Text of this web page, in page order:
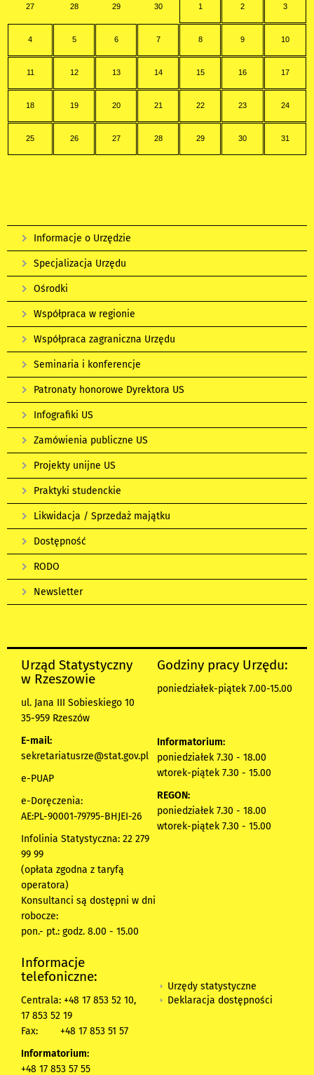
27 28 29 30 1 2 3
4 5 6 7 8 9 10
11 12 13 14 15 16 17
18 19 20 21 22 23 24
25 26 27 28 29 30 31
Informacje o Urzędzie
Specjalizacja Urzędu
Ośrodki
Współpraca w regionie
Współpraca zagraniczna Urzędu
Seminaria i konferencje
Patronaty honorowe Dyrektora US
Infografiki US
Zamówienia publiczne US
Projekty unijne US
Praktyki studenckie
Likwidacja / Sprzedaż majątku
Dostępność
RODO
Newsletter
Urząd Statystyczny
w Rzeszowie
ul. Jana III Sobieskiego 10
35-959 Rzeszów
E-mail:
sekretariatusrze@stat.gov.pl
e-PUAP
e-Doręczenia:
AE:PL-90001-79795-BHJEI-26
Infolinia Statystyczna: 22 279
99 99
(opłata zgodna z taryfą
operatora)
Konsultanci są dostępni w dni
robocze:
pon.- pt.: godz. 8.00 - 15.00
Godziny pracy Urzędu:
poniedziałek-piątek 7.00-15.00
Informatorium:
poniedziałek 7.30 - 18.00
wtorek-piątek 7.30 - 15.00
REGON:
poniedziałek 7.30 - 18.00
wtorek-piątek 7.30 - 15.00
Informacje
telefoniczne:
Centrala: +48 17 853 52 10,
17 853 52 19
Fax:
+48 17 853 51 57
Informatorium:
+48 17 853 57 55
Urzędy statystyczne
Deklaracja dostępności